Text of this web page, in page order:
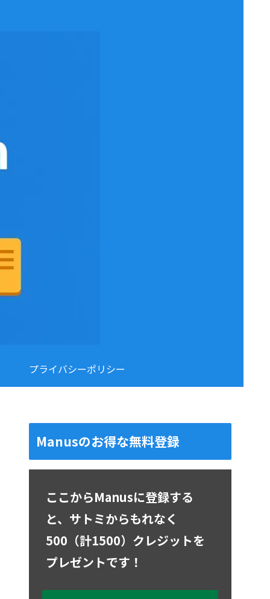
プライバシーポリシー
Manusのお得な無料登録
ここからManusに登録する
と、サトミからもれなく
500（計1500）クレジットを
プレゼントです！